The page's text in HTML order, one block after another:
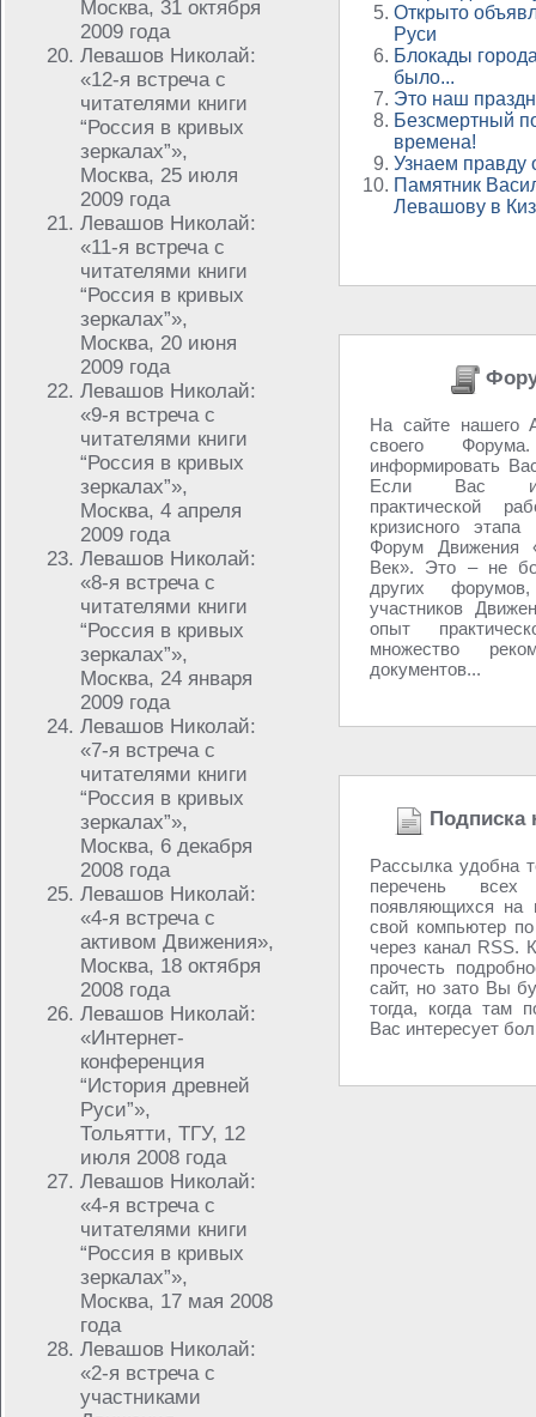
Москва, 31 октября
2009 года
Левашов Николай:
«12-я встреча с
читателями книги
“Россия в кривых
зеркалах”»,
Москва, 25 июля
2009 года
Левашов Николай:
«11-я встреча с
читателями книги
“Россия в кривых
зеркалах”»,
Москва, 20 июня
2009 года
Левашов Николай:
«9-я встреча с
читателями книги
“Россия в кривых
зеркалах”»,
Москва, 4 апреля
2009 года
Левашов Николай:
«8-я встреча с
читателями книги
“Россия в кривых
зеркалах”»,
Москва, 24 января
2009 года
Левашов Николай:
«7-я встреча с
читателями книги
“Россия в кривых
зеркалах”»,
Москва, 6 декабря
2008 года
Левашов Николай:
«4-я встреча с
активом Движения»,
Москва, 18 октября
2008 года
Левашов Николай:
«Интернет-
конференция
“История древней
Руси”»,
Тольятти, ТГУ, 12
июля 2008 года
Левашов Николай:
«4-я встреча с
читателями книги
“Россия в кривых
зеркалах”»,
Москва, 17 мая 2008
года
Левашов Николай:
«2-я встреча с
участниками
Открыто
Руси
Блокады
было...
Это наш
Безсмертный
времена!
Узнаем
Памятник
Левашову в
На сайте нашего
своего
информировать
Если Вас
практической
кризисного
Форум Движения
Век». Это – не
других
участников
опыт
множество
документов...
Подписка
Рассылка удобна
перечень
появляющихся на
свой компьютер
через канал RSS.
прочесть
сайт, но зато Вы
тогда, когда там
Вас интересует